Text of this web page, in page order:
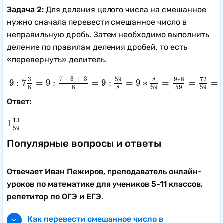
Задача 2: Для деления целого числа на смешанное
нужно сначала перевести смешанное число в
неправильную дробь. Затем необходимо выполнить
деление по правилам деления дробей, то есть
«перевернуть» делитель.
9 : 7 3
8
= 9 : 7 ⋅ 8 + 3
8
= 9 : 59
8
= 9 ∗
8
59
= 9∗8
59
= 72
59
=
8 + 3 8 = 9 9∗ 9∗ 59= 59=
Ответ:
1 13
59
1 13
Популярные вопросы и ответы
Отвечает Иван Пежиров, преподаватель онлайн-
уроков по математике для учеников 5-11 классов,
репетитор по ОГЭ и ЕГЭ.
Как перевести смешанное число в